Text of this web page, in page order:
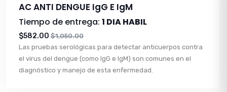
AC ANTI DENGUE IgG E IgM
Tiempo de entrega: 1 DIA HABIL
$582.00 $1,050.00
Las pruebas serológicas para detectar anticuerpos contra
el virus del dengue (como IgG e IgM) son comunes en el
diagnóstico y manejo de esta enfermedad.